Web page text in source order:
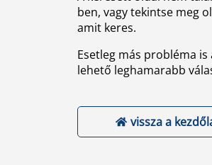
ben, vagy tekintse meg
amit keres.
Esetleg más probléma
lehető leghamarabb
vissza a